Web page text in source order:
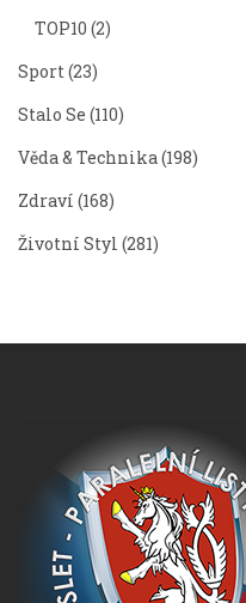
TOP10 (2)
Sport (23)
Stalo Se (110)
Věda & Technika (198)
Zdraví (168)
Životní Styl (281)